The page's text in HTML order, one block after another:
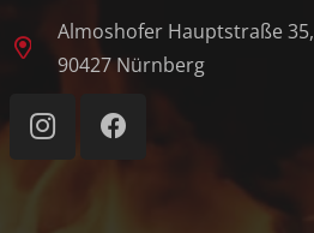
Almoshofer Hauptstraße 35,
90427 Nürnberg